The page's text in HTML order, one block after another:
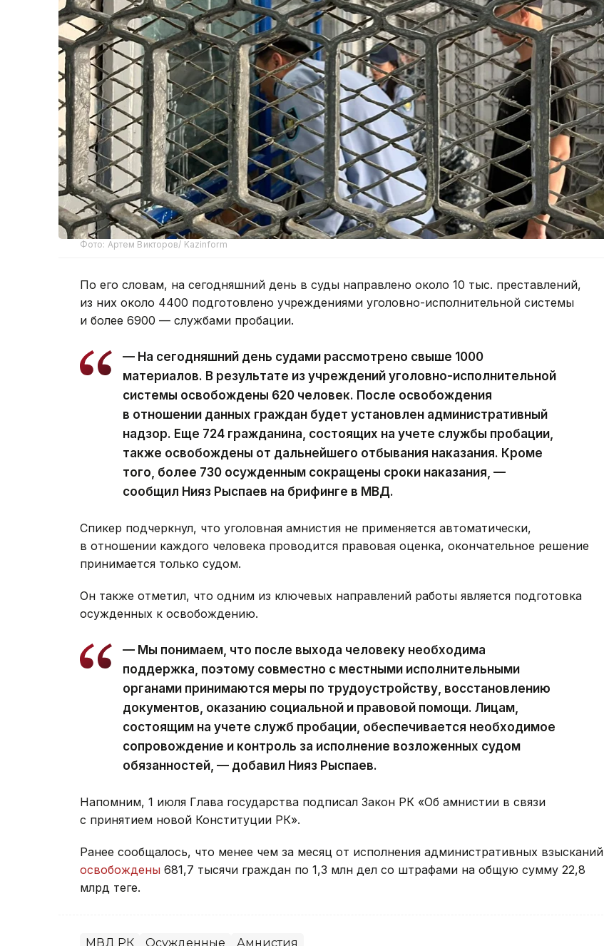
Фото: Артем Викторов/ Kazinform
По его словам, на сегодняшний день в суды направлено около 10 тыс. преставлений,
из них около 4400 подготовлено учреждениями уголовно-исполнительной системы
и более 6900 — службами пробации.
— На сегодняшний день судами рассмотрено свыше 1000
материалов. В результате из учреждений уголовно-исполнительной
системы освобождены 620 человек. После освобождения
в отношении данных граждан будет установлен административный
надзор. Еще 724 гражданина, состоящих на учете службы пробации,
также освобождены от дальнейшего отбывания наказания. Кроме
того, более 730 осужденным сокращены сроки наказания, —
сообщил Нияз Рыспаев на брифинге в МВД.
Спикер подчеркнул, что уголовная амнистия не применяется автоматически,
в отношении каждого человека проводится правовая оценка, окончательное решение
принимается только судом.
Он также отметил, что одним из ключевых направлений работы является подготовка
осужденных к освобождению.
— Мы понимаем, что после выхода человеку необходима
поддержка, поэтому совместно с местными исполнительными
органами принимаются меры по трудоустройству, восстановлению
документов, оказанию социальной и правовой помощи. Лицам,
состоящим на учете служб пробации, обеспечивается необходимое
сопровождение и контроль за исполнение возложенных судом
обязанностей, — добавил Нияз Рыспаев.
Напомним, 1 июля Глава государства подписал Закон РК «Об амнистии в связи
с принятием новой Конституции РК».
Ранее сообщалось, что менее чем за месяц от исполнения административных взысканий
освобождены 681,7 тысячи граждан по 1,3 млн дел со штрафами на общую сумму 22,8
млрд теңге.
МВД РК Осужденные Амнистия